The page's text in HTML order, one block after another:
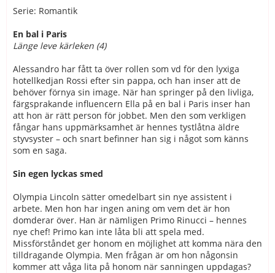
Serie: Romantik
En bal i Paris
Länge leve kärleken (4)
Alessandro har fått ta över rollen som vd för den lyxiga
hotellkedjan Rossi efter sin pappa, och han inser att de
behöver förnya sin image. När han springer på den livliga,
färgsprakande influencern Ella på en bal i Paris inser han
att hon är rätt person för jobbet. Men den som verkligen
fångar hans uppmärksamhet är hennes tystlåtna äldre
styvsyster – och snart befinner han sig i något som känns
som en saga.
Sin egen lyckas smed
Olympia Lincoln sätter omedelbart sin nye assistent i
arbete. Men hon har ingen aning om vem det är hon
domderar över. Han är nämligen Primo Rinucci – hennes
nye chef! Primo kan inte låta bli att spela med.
Missförståndet ger honom en möjlighet att komma nära den
tilldragande Olympia. Men frågan är om hon någonsin
kommer att våga lita på honom när sanningen uppdagas?